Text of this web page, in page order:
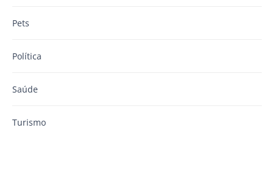
Pets
Política
Saúde
Turismo